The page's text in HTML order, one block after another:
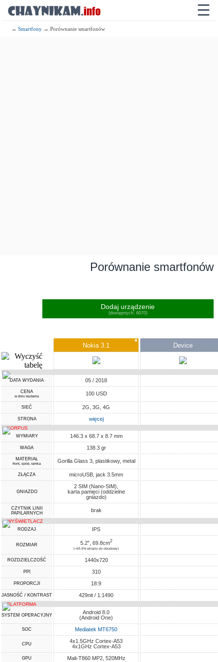
☰
→Smartfony → Porównanie smartfonów
Porównanie smartfonów
Dodaj urządzenie
(dostępnych: 6070)
✖
Nokia 3.1 Device
DATA WYDANIA 05 / 2018
CENA
w dniu wydania 100 USD
SIEĆ 2G, 3G, 4G
STRONA więcej
KORPUS
WYMIARY 146.3 x 68.7 x 8.7 mm
WAGA 138.3 gr
MATERIAŁ
front, spód, ramka Gorilla Glass 3, plastikowy, metal
ZŁĄCZA microUSB, jack 3.5mm
GNIAZDO
2 SIM (Nano-SIM),
karta pamięci (oddzielne
gniazdo)
CZYTNIK LINII
PAPILARNYCH
brak
WYŚWIETLACZ
RODZAJ IPS
ROZMIAR 5.2", 69.8cm2
(~69.4% ekranu do obudowy)
ROZDZIELCZOŚĆ 1440x720
PPI 310
PROPORCJI 18:9
JASNOŚĆ / KONTRAST 429nit / 1:1490
PLATFORMA
SYSTEM OPERACYJNY
Android 8.0
(Android One)
SOC Mediatek MT6750
CPU
4x1.5GHz Cortex-A53
4x1GHz Cortex-A53
GPU Mali-T860 MP2, 520MHz